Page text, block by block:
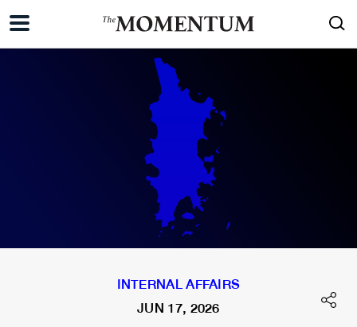
INTERNAL AFFAIRS
JUN 17, 2026